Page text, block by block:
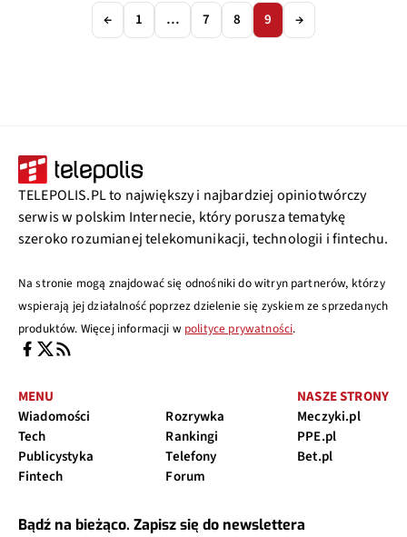
← 1 … 7 8 9 →
TELEPOLIS.PL to największy i najbardziej opiniotwórczy
serwis w polskim Internecie, który porusza tematykę
szeroko rozumianej telekomunikacji, technologii i fintechu.
Na stronie mogą znajdować się odnośniki do witryn partnerów, którzy
wspierają jej działalność poprzez dzielenie się zyskiem ze sprzedanych
produktów. Więcej informacji w polityce prywatności.
MENU
Wiadomości
Tech
Publicystyka
Fintech
Rozrywka
Rankingi
Telefony
Forum
NASZE STRONY
Meczyki.pl
PPE.pl
Bet.pl
Bądź na bieżąco. Zapisz się do newslettera